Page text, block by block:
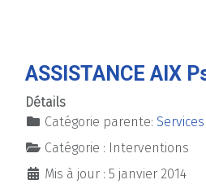
ASSISTANCE AIX
Détails
Catégorie parente: Services
Catégorie :
Interventions
Mis à jour : 5 janvier 2014